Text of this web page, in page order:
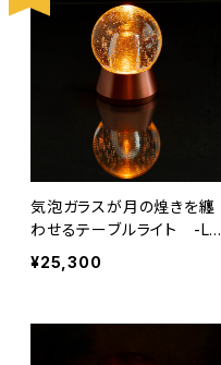
気泡ガラスが月の煌きを纏
わせるテーブルライト -Lu
na / ルナ –
¥25,300